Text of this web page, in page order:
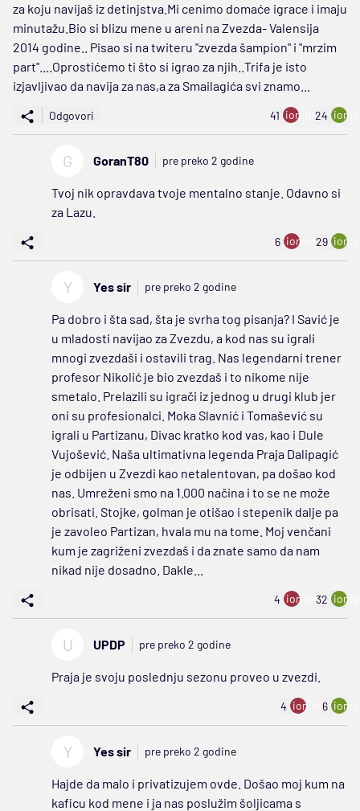
za koju navijaš iz detinjstva.Mi cenimo domaće igrace i imaju
minutažu.Bio si blizu mene u areni na Zvezda- Valensija
2014 godine.. Pisao si na twiteru "zvezda šampion" i "mrzim
part"....Oprostićemo ti što si igrao za njih..Trifa je isto
izjavljivao da navija za nas,a za Smailagića svi znamo...
Odgovori 41 ion:minus
24
G GoranT80 pre preko 2 godine
Tvoj nik opravdava tvoje mentalno stanje. Odavno si
za Lazu.
6 ion:minus
29
Y Yes sir pre preko 2 godine
Pa dobro i šta sad, šta je svrha tog pisanja? I Savić je
u mladosti navijao za Zvezdu, a kod nas su igrali
mnogi zvezdaši i ostavili trag. Nas legendarni trener
profesor Nikolić je bio zvezdaš i to nikome nije
smetalo. Prelazili su igrači iz jednog u drugi klub jer
oni su profesionalci. Moka Slavnić i Tomašević su
igrali u Partizanu, Divac kratko kod vas, kao i Dule
Vujošević. Naša ultimativna legenda Praja Dalipagić
je odbijen u Zvezdi kao netalentovan, pa došao kod
nas. Umreženi smo na 1.000 načina i to se ne može
obrisati. Stojke, golman je otišao i stepenik dalje pa
je zavoleo Partizan, hvala mu na tome. Moj venčani
kum je zagriženi zvezdaš i da znate samo da nam
nikad nije dosadno. Dakle...
4 ion:minus
32
U UPDP pre preko 2 godine
Praja je svoju poslednju sezonu proveo u zvezdi.
4 ion:minus
6
Y Yes sir pre preko 2 godine
Hajde da malo i privatizujem ovde. Došao moj kum na
kaficu kod mene i ja nas poslužim šoljicama s